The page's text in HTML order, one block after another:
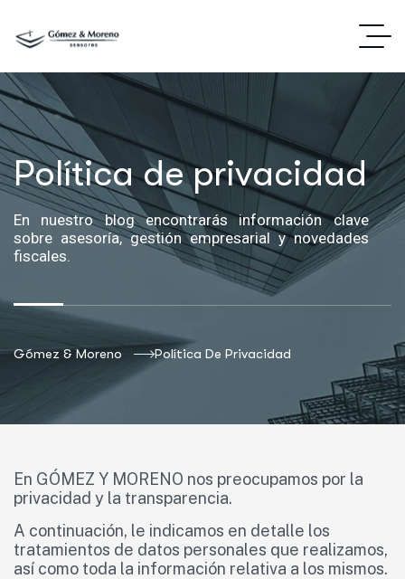
Política de privacidad
En nuestro blog encontrarás información clave
sobre asesoría, gestión empresarial y novedades
fiscales.
Gómez & Moreno Política De Privacidad
En GÓMEZ Y MORENO nos preocupamos por la
privacidad y la transparencia.
A continuación, le indicamos en detalle los
tratamientos de datos personales que realizamos,
así como toda la información relativa a los mismos.